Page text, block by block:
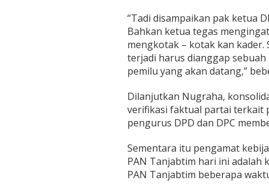
“Tadi disampaikan pak ketua
Bahkan ketua tegas
mengkotak – kotak kan kader.
terjadi harus dianggap
pemilu yang akan datang,”
Dilanjutkan Nugraha,
verifikasi faktual partai terkait
pengurus DPD dan DPC
Sementara itu pengamat
PAN Tanjabtim hari ini adalah
PAN Tanjabtim beberapa